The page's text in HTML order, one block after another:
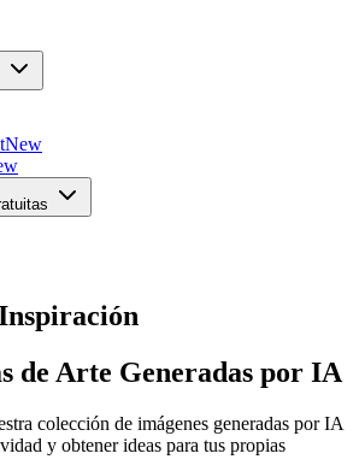
New
de Arte Generadas por IA
colección de imágenes generadas por IA
y obtener ideas para tus propias